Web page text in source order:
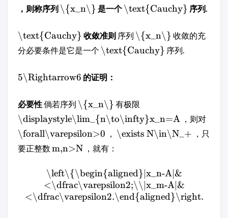
，则称序列 \{x_n\} 是一个 \text{Cauchy} 序列.
\text{Cauchy} 收敛准则 序列 \{x_n\} 收敛的充
分必要条件是它是一个 \text{Cauchy} 序列.
5\Rightarrow6 的证明：
必要性倘若序列 \{x_n\} 有极限
\displaystyle\lim_{n\to\infty}x_n=A ，则对
\forall\varepsilon>0 ， \exists N\in\N_+ ，只
要正整数 m,n>N ，就有：
\left\{\begin{aligned}|x_n-A|&
<\dfrac\varepsilon2;\\|x_m-A|&
<\dfrac\varepsilon2.\end{aligned}\right.